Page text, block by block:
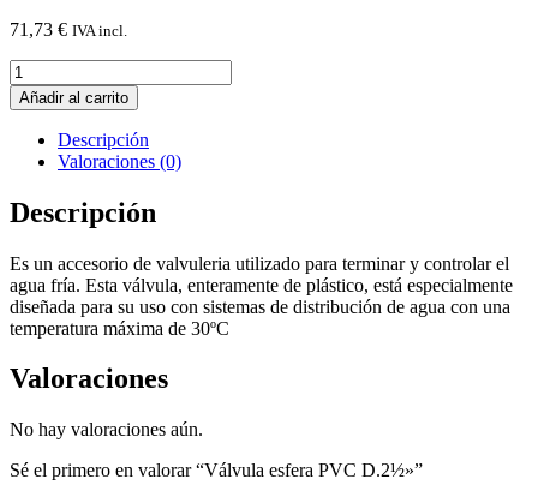
71,73 € IVA incl.
Válvula
esfera
PVC
D.2½"
cantidad
Añadir al carrito
Descripción
Valoraciones (0)
Descripción
Es un accesorio de valvuleria utilizado para terminar y controlar el
agua fría. Esta válvula, enteramente de plástico, está especialmente
diseñada para su uso con sistemas de distribución de agua con una
temperatura máxima de 30ºC
Valoraciones
No hay valoraciones aún.
Sé el primero en valorar “Válvula esfera PVC D.2½»”